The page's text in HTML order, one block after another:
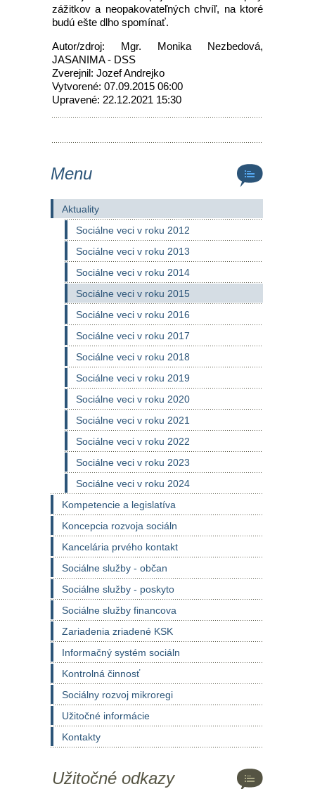
zážitkov a neopakovateľných chvíľ, na ktoré
budú ešte dlho spomínať.
Autor/zdroj: Mgr. Monika Nezbedová,
JASANIMA - DSS
Zverejnil: Jozef Andrejko
Vytvorené: 07.09.2015 06:00
Upravené: 22.12.2021 15:30
Menu
Aktuality
Sociálne veci v roku 2012
Sociálne veci v roku 2013
Sociálne veci v roku 2014
Sociálne veci v roku 2015
Sociálne veci v roku 2016
Sociálne veci v roku 2017
Sociálne veci v roku 2018
Sociálne veci v roku 2019
Sociálne veci v roku 2020
Sociálne veci v roku 2021
Sociálne veci v roku 2022
Sociálne veci v roku 2023
Sociálne veci v roku 2024
Kompetencie a legislatíva
Koncepcia rozvoja sociáln
Kancelária prvého kontakt
Sociálne služby - občan
Sociálne služby - poskyto
Sociálne služby financova
Zariadenia zriadené KSK
Informačný systém sociáln
Kontrolná činnosť
Sociálny rozvoj mikroregi
Užitočné informácie
Kontakty
Užitočné odkazy